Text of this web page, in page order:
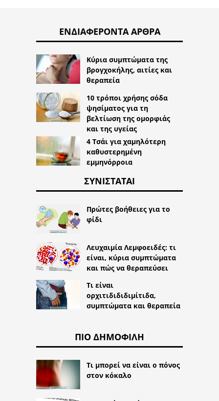
ΕΝΔΙΑΦΈΡΟΝΤΑ ΆΡΘΡΑ
Κύρια συμπτώματα της
βρογχοκήλης, αιτίες και
θεραπεία
10 τρόποι χρήσης σόδα
ψησίματος για τη
βελτίωση της ομορφιάς
και της υγείας
4 Τσάι για χαμηλότερη
καθυστερημένη
εμμηνόρροια
ΣΥΝΙΣΤΆΤΑΙ
Πρώτες βοήθειες για το
φίδι
Λευχαιμία Λεμφοειδές: τι
είναι, κύρια συμπτώματα
και πώς να θεραπεύσει
Τι είναι
ορχιτιδιδιδιμίτιδα,
συμπτώματα και θεραπεία
ΠΙΟ ΔΗΜΟΦΙΛΉ
Τι μπορεί να είναι ο πόνος
στον κόκαλο